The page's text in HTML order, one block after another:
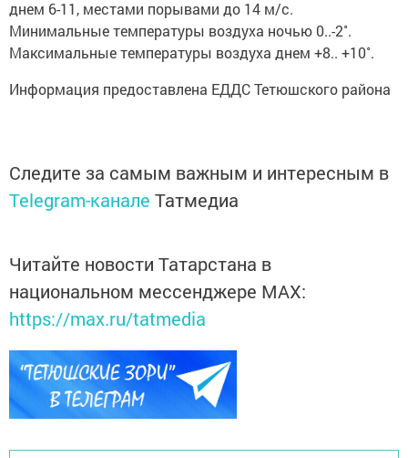
днем 6-11, местами порывами до 14 м/с.
Минимальные температуры воздуха ночью 0..-2˚.
Максимальные температуры воздуха днем +8.. +10˚.
Информация предоставлена ЕДДС Тетюшского района
Следите за самым важным и интересным в
Telegram-канале Татмедиа
Читайте новости Татарстана в
национальном мессенджере MАХ:
https://max.ru/tatmedia